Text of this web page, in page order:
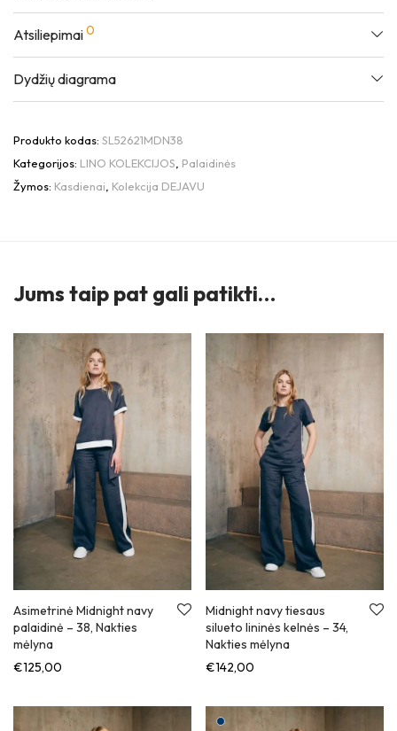
Atsiliepimai0
Dydžių diagrama
Produkto kodas: SL52621MDN38
Kategorijos: LINO KOLEKCIJOS Palaidinės
Žymos: Kasdienai Kolekcija DEJAVU
Jums taip pat gali patikti…
Asimetrinė Midnight navy
palaidinė – 38, Nakties
mėlyna
€125,00
Midnight navy tiesaus
silueto lininės kelnės – 34,
Nakties mėlyna
€142,00